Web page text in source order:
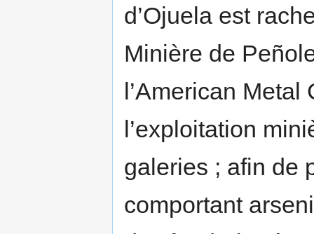
d’Ojuela est
Minière de
l’American
l’exploitation
galeries ; afin de
comportant